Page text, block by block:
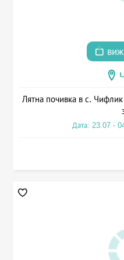
Лятна почивка в с.
Дата: 23.07 -